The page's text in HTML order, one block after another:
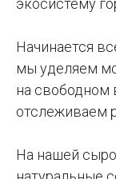
экосистему
Начинается
мы уделяем
на свободном
отслеживаем
На нашей